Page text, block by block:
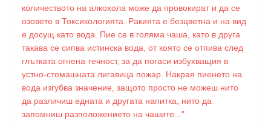
количеството на алкохола може да провокират и да се
озовете в Токсикологията. Ракията е безцветна и на вид
е досущ като вода. Пие се в голяма чаша, като в друга
такава се сипва истинска вода, от която се отпива след
глътката огнена течност, за да погаси избухващия в
устно-стомашната лигавица пожар. Накрая пиенето на
вода изгубва значение, защото просто не можеш нито
да различиш едната и другата напитка, нито да
запомниш разположението на чашите..."